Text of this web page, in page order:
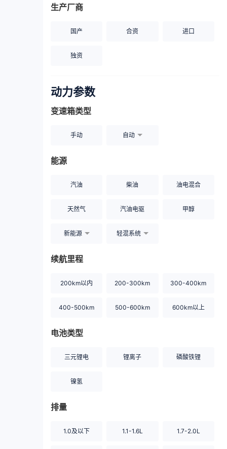
生产厂商
国产 合资 进口
独资
动力参数
变速箱类型
手动 自动
能源
汽油 柴油 油电混合
天然气 汽油电驱 甲醇
新能源 轻混系统
续航里程
200km以内 200-300km 300-400km
400-500km 500-600km 600km以上
电池类型
三元锂电 锂离子 磷酸铁锂
镍氢
排量
1.0及以下 1.1-1.6L 1.7-2.0L